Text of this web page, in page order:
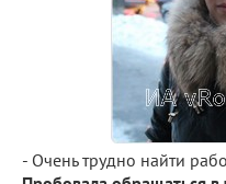
- Очень трудно найти